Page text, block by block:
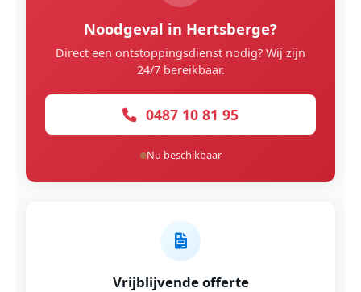
Noodgeval in Hertsberge?
Direct een ontstoppingsdienst nodig? Wij zijn
24/7 bereikbaar.
0487 10 81 95
Nu beschikbaar
Vrijblijvende offerte